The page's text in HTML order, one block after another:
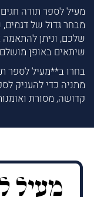
מעיל לספר תורה חגים
מבחר גדול של
שלכם, וניתן להתאמה
שיתאים באופן
בחרו ב**מעיל לספר
מתניה כדי להעניק
קדושה, מסורת
מעיל